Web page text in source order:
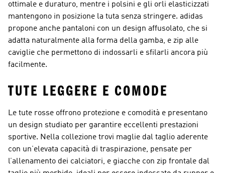
ottimale e duraturo, mentre i polsini e gli orli elasticizzati
mantengono in posizione la tuta senza stringere. adidas
propone anche pantaloni con un design affusolato, che si
adatta naturalmente alla forma della gamba, e zip alle
caviglie che permettono di indossarli e sfilarli ancora più
facilmente.
TUTE LEGGERE E COMODE
Le tute rosse offrono protezione e comodità e presentano
un design studiato per garantire eccellenti prestazioni
sportive. Nella collezione trovi maglie dal taglio aderente
con un’elevata capacità di traspirazione, pensate per
l’allenamento dei calciatori, e giacche con zip frontale dal